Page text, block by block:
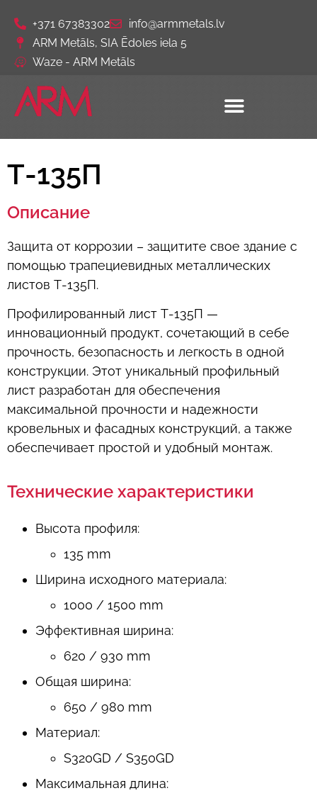
+371 67383302
info@armmetals.lv
ARM Metāls, SIA Ēdoles iela 5
Waze - ARM Metāls
Т-135П
Описание
Защита от коррозии – защитите свое здание с
помощью трапециевидных металлических
листов Т-135П.
Профилированный лист Т-135П —
инновационный продукт, сочетающий в себе
прочность, безопасность и легкость в одной
конструкции. Этот уникальный профильный
лист разработан для обеспечения
максимальной прочности и надежности
кровельных и фасадных конструкций, а также
обеспечивает простой и удобный монтаж.
Технические характеристики
Высота профиля:
135 mm
Ширина исходного материала:
1000 / 1500 mm
Эффективная ширина:
620 / 930 mm
Общая ширина:
650 / 980 mm
Материал:
S320GD / S350GD
Максимальная длина: